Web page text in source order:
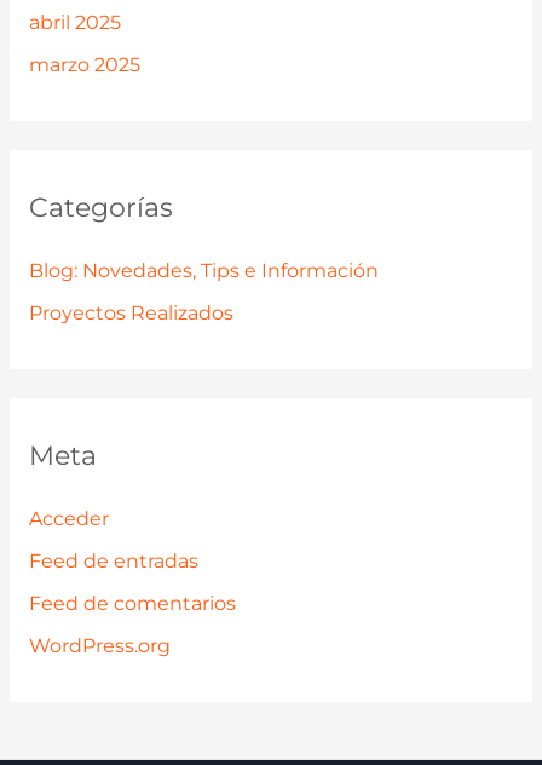
abril 2025
marzo 2025
Categorías
Blog: Novedades, Tips e Información
Proyectos Realizados
Meta
Acceder
Feed de entradas
Feed de comentarios
WordPress.org